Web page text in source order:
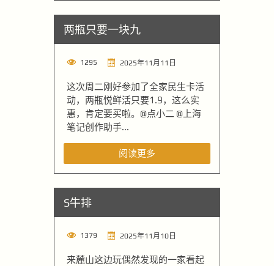
两瓶只要一块九
1295 2025年11月11日
这次周二刚好参加了全家民生卡活
动，两瓶悦鲜活只要1.9，这么实
惠，肯定要买啦。@点小二 @上海
笔记创作助手...
阅读更多
S牛排
1379 2025年11月10日
来麓山这边玩偶然发现的一家看起